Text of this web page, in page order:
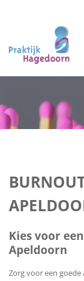
Kies voor
Apeldoorn
Zorg voor een